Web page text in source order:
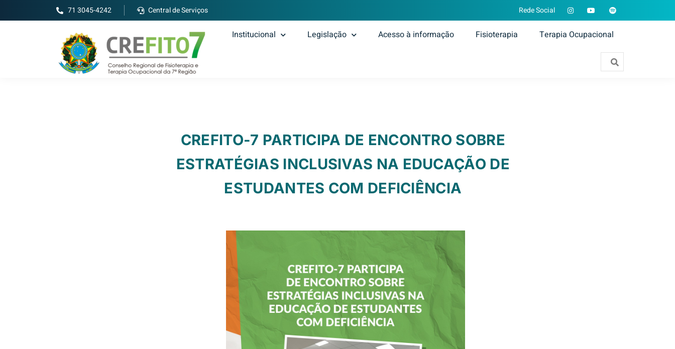
71 3045-4242 Central de Serviços Rede Social
Institucional Legislação Acesso à informação Fisioterapia Terapia Ocupacional
CREFITO-7 PARTICIPA DE ENCONTRO SOBRE
ESTRATÉGIAS INCLUSIVAS NA EDUCAÇÃO DE
ESTUDANTES COM DEFICIÊNCIA